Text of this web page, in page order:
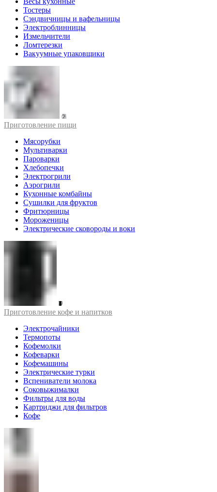
Тостеры
Сэндвичницы и вафельницы
Электроблинницы
Измельчители
Ломтерезки
Вакуумные упаковщики
Приготовление пищи
Мясорубки
Мультиварки
Пароварки
Хлебопечки
Электрогрили
Аэрогрили
Кухонные комбайны
Сушилки для фруктов
Фритюрницы
Мороженицы
Электрические сковороды и воки
Приготовление кофе и напитков
Электрочайники
Термопоты
Кофемолки
Кофеварки
Кофемашины
Электрические турки
Вспениватели молока
Соковыжималки
Фильтры для воды
Картриджи для фильтров
Кофе